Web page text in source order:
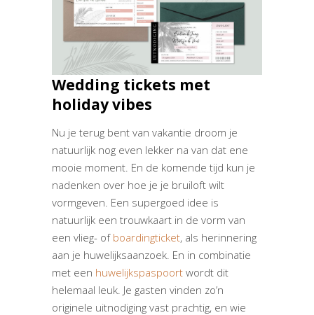
Wedding tickets met
holiday vibes
Nu je terug bent van vakantie droom je
natuurlijk nog even lekker na van dat ene
mooie moment. En de komende tijd kun je
nadenken over hoe je je bruiloft wilt
vormgeven. Een supergoed idee is
natuurlijk een trouwkaart in de vorm van
een vlieg- of boardingticket, als herinnering
aan je huwelijksaanzoek. En in combinatie
met een huwelijkspaspoort wordt dit
helemaal leuk. Je gasten vinden zo’n
originele uitnodiging vast prachtig, en wie